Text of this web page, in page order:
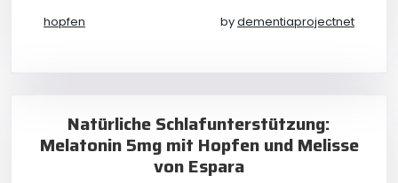
hopfen bydementiaprojectnet
Natürliche Schlafunterstützung:
Melatonin 5mg mit Hopfen und Melisse
von Espara